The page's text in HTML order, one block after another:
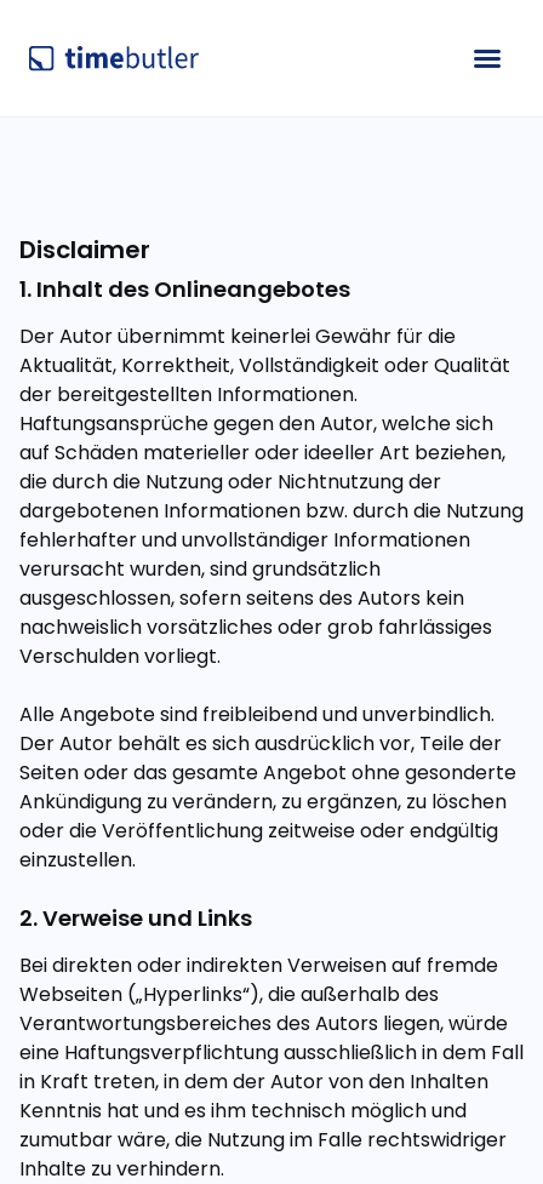
Disclaimer
1. Inhalt des Onlineangebotes
Der Autor übernimmt keinerlei Gewähr für die
Aktualität, Korrektheit, Vollständigkeit oder Qualität
der bereitgestellten Informationen.
Haftungsansprüche gegen den Autor, welche sich
auf Schäden materieller oder ideeller Art beziehen,
die durch die Nutzung oder Nichtnutzung der
dargebotenen Informationen bzw. durch die Nutzung
fehlerhafter und unvollständiger Informationen
verursacht wurden, sind grundsätzlich
ausgeschlossen, sofern seitens des Autors kein
nachweislich vorsätzliches oder grob fahrlässiges
Verschulden vorliegt.
Alle Angebote sind freibleibend und unverbindlich.
Der Autor behält es sich ausdrücklich vor, Teile der
Seiten oder das gesamte Angebot ohne gesonderte
Ankündigung zu verändern, zu ergänzen, zu löschen
oder die Veröffentlichung zeitweise oder endgültig
einzustellen.
2. Verweise und Links
Bei direkten oder indirekten Verweisen auf fremde
Webseiten („Hyperlinks“), die außerhalb des
Verantwortungsbereiches des Autors liegen, würde
eine Haftungsverpflichtung ausschließlich in dem Fall
in Kraft treten, in dem der Autor von den Inhalten
Kenntnis hat und es ihm technisch möglich und
zumutbar wäre, die Nutzung im Falle rechtswidriger
Inhalte zu verhindern.